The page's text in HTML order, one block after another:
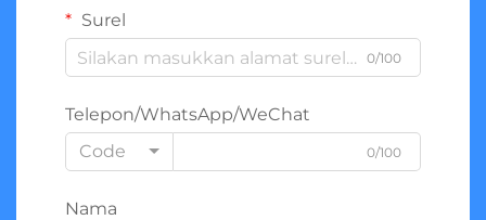
Surel
0/100
Telepon/WhatsApp/WeChat
Code
0/100
Nama